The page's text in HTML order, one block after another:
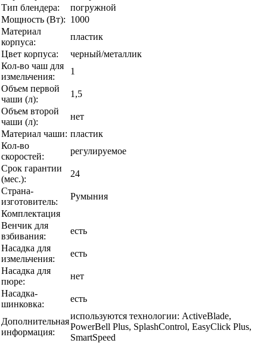
Тип блендера:
погружной
Мощность (Вт): 1000
Материал
корпуса:
пластик
Цвет корпуса:
черный/металлик
Кол-во чаш для
измельчения:
1
Объем первой
чаши (л):
1,5
Объем второй
чаши (л):
нет
Материал чаши: пластик
Кол-во
скоростей:
регулируемое
Срок гарантии
(мес.):
24
Страна-
изготовитель:
Румыния
Комплектация
Венчик для
взбивания:
есть
Насадка для
измельчения:
есть
Насадка для
пюре:
нет
Насадка-
шинковка:
есть
Дополнительная
информация:
используются технологии: ActiveBlade,
PowerBell Plus, SplashControl, EasyClick Plus,
SmartSpeed